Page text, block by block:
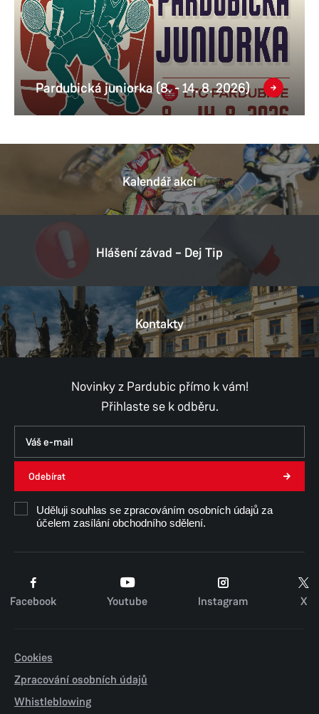
Pardubická juniorka (8. - 14. 8. 2026)
Kalendář akcí
Hlášení závad – Dej Tip
Kontakty
Novinky z Pardubic přímo k vám!
Přihlaste se k odběru.
Odebírat
Uděluji souhlas se zpracováním osobních údajů za
účelem zasílání obchodního sdělení.
Facebook Youtube Instagram X
Cookies
Zpracování osobních údajů
Whistleblowing